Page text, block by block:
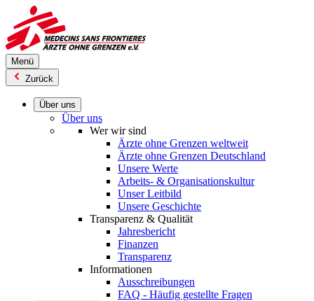
Direkt
zum
Inhalt
Menü
Zurück
Über uns
Über uns
Wer wir sind
Ärzte ohne Grenzen weltweit
Ärzte ohne Grenzen Deutschland
Unsere Werte
Arbeits- & Organisationskultur
Unser Leitbild
Unsere Geschichte
Transparenz & Qualität
Jahresbericht
Finanzen
Transparenz
Informationen
Ausschreibungen
FAQ - Häufig gestellte Fragen